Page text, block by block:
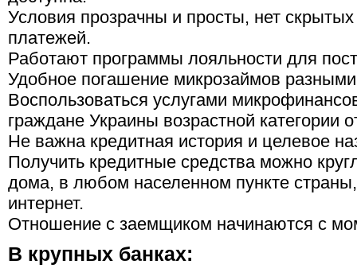
Условия прозрачны и просты, нет
платежей.
Работают программы лояльности для
Удобное погашение микрозаймов
Воспользоваться услугами
граждане Украины возрастной категории
Не важна кредитная история и целевое
Получить кредитные средства можно
дома, в любом населенном пункте
интернет.
Отношение с заемщиком начинаются с
В крупных банках: